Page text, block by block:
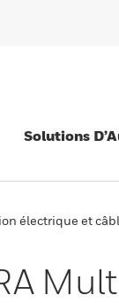
Solutions
électrique et